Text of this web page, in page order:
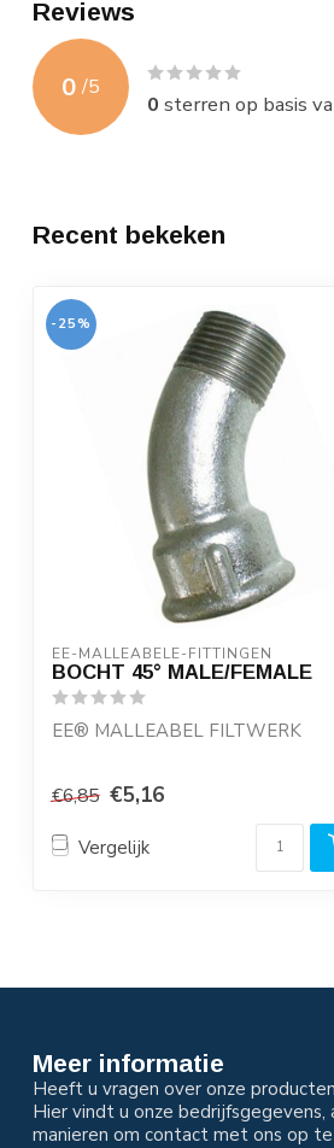
Reviews
0 /5
0 sterren op basis
Recent bekeken
-25%
EE-MALLEABELE-FITTINGEN
BOCHT 45° MALE/FEMALE
EE® MALLEABEL FILTWERK
onder ISO normering
€6,85 €5,16
Vergelijk
Meer informatie
Heeft u vragen over onze
Hier vindt u onze
manieren om contact met ons op te